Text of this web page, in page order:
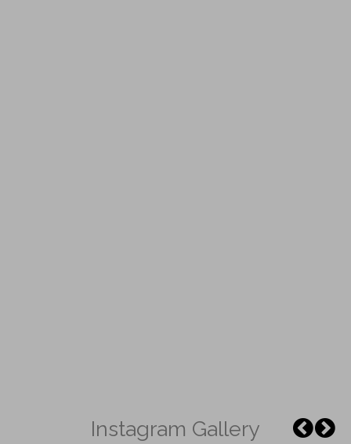
Instagram Gallery